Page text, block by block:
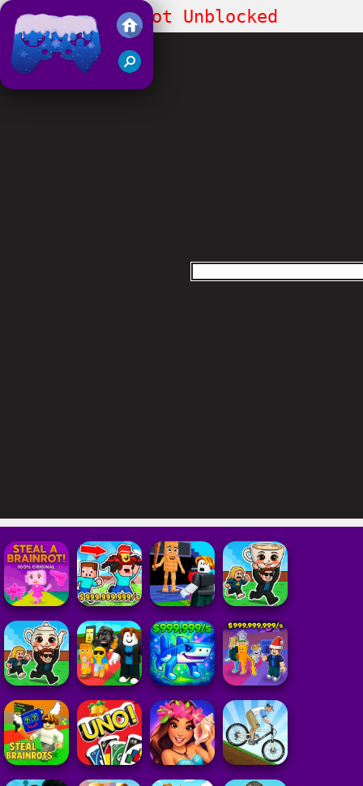
Juegos Friv 2018
Steal a Brainrot Unblocked